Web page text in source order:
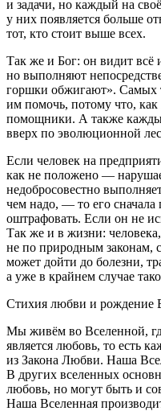
и задачи, но каждый на
у них появляется больше
тот, кто стоит выше всех.
Так же и Бог: он видит всё
но выполняют
горшки обжигают». Самых
им помочь, потому что,
помощники. А также
вверх по эволюционной
Если человек на
как не положено —
недобросовестно
чем надо, — то его сначала
оштрафовать. Если он не
Так же и в жизни:
не по природным законам,
может дойти до болезни,
а уже в крайнем случае
Стихия любви и рождение
Мы живём во Вселенной,
является любовь, то есть
из Закона Любви. Наша
В других вселенных
любовь, но могут быть и
Наша Вселенная